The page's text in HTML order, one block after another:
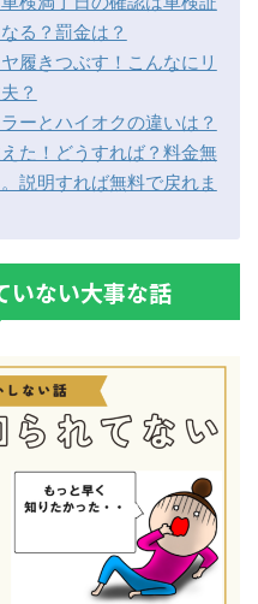
る？罰金は？
履きつぶす！こんなにリ
？
ーとハイオクの違いは？
た！どうすれば？料金無
説明すれば無料で戻れま
いない大事な話